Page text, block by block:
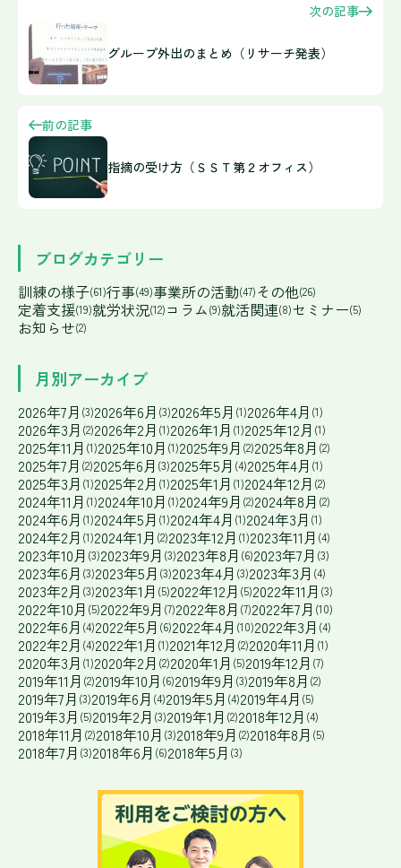
次の記事
グループ外出のまとめ（リサーチ発表）
前の記事
指摘の受け方（ＳＳＴ第２オフィス）
ブログカテゴリー
訓練の様子(61)行事(49)事業所の活動(47)その他(26)
定着支援(19)就労状況(12)コラム(9)就活関連(8)セミナー(5)
お知らせ(2)
月別アーカイブ
2026年7月 (3)2026年6月 (3)2026年5月 (1)2026年4月 (1)
2026年3月 (2)2026年2月 (1)2026年1月 (1)2025年12月 (1)
2025年11月 (1)2025年10月 (1)2025年9月 (2)2025年8月 (2)
2025年7月 (2)2025年6月 (3)2025年5月 (4)2025年4月 (1)
2025年3月 (1)2025年2月 (1)2025年1月 (1)2024年12月 (2)
2024年11月 (1)2024年10月 (1)2024年9月 (2)2024年8月 (2)
2024年6月 (1)2024年5月 (1)2024年4月 (1)2024年3月 (1)
2024年2月 (1)2024年1月 (2)2023年12月 (1)2023年11月 (4)
2023年10月 (3)2023年9月 (3)2023年8月 (6)2023年7月 (3)
2023年6月 (3)2023年5月 (3)2023年4月 (3)2023年3月 (4)
2023年2月 (3)2023年1月 (5)2022年12月 (5)2022年11月 (3)
2022年10月 (5)2022年9月 (7)2022年8月 (7)2022年7月 (10)
2022年6月 (4)2022年5月 (6)2022年4月 (10)2022年3月 (4)
2022年2月 (4)2022年1月 (1)2021年12月 (2)2020年11月 (1)
2020年3月 (1)2020年2月 (2)2020年1月 (5)2019年12月 (7)
2019年11月 (2)2019年10月 (6)2019年9月 (3)2019年8月 (2)
2019年7月 (3)2019年6月 (4)2019年5月 (4)2019年4月 (5)
2019年3月 (5)2019年2月 (3)2019年1月 (2)2018年12月 (4)
2018年11月 (2)2018年10月 (3)2018年9月 (2)2018年8月 (5)
2018年7月 (3)2018年6月 (6)2018年5月 (3)